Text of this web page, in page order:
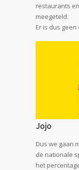
restaurants
meegeteld.
Er is dus
Jojo
Dus we gaan
de nationale
het